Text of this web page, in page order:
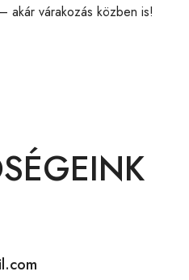
akár várakozás közben is!